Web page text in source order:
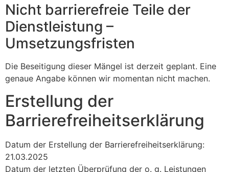
Nicht barrierefreie Teile der
Dienstleistung –
Umsetzungsfristen
Die Beseitigung dieser Mängel ist derzeit geplant. Eine
genaue Angabe können wir momentan nicht machen.
Erstellung der
Barrierefreiheitserklärung
Datum der Erstellung der Barrierefreiheitserklärung:
21.03.2025
Datum der letzten Überprüfung der o. g. Leistungen